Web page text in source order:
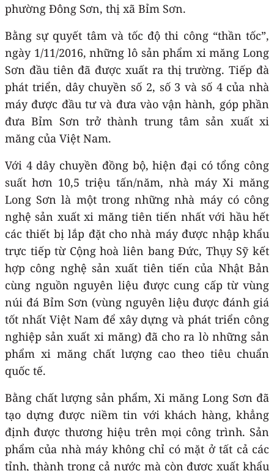
phường Đông Sơn, thị xã Bỉm Sơn.
Bằng sự quyết tâm và tốc độ thi công “thần tốc”,
ngày 1/11/2016, những lô sản phẩm xi măng Long
Sơn đầu tiên đã được xuất ra thị trường. Tiếp đà
phát triển, dây chuyền số 2, số 3 và số 4 của nhà
máy được đầu tư và đưa vào vận hành, góp phần
đưa Bỉm Sơn trở thành trung tâm sản xuất xi
măng của Việt Nam.
Với 4 dây chuyền đồng bộ, hiện đại có tổng công
suất hơn 10,5 triệu tấn/năm, nhà máy Xi măng
Long Sơn là một trong những nhà máy có công
nghệ sản xuất xi măng tiên tiến nhất với hầu hết
các thiết bị lắp đặt cho nhà máy được nhập khẩu
trực tiếp từ Cộng hoà liên bang Đức, Thụy Sỹ kết
hợp công nghệ sản xuất tiên tiến của Nhật Bản
cùng nguồn nguyên liệu được cung cấp từ vùng
núi đá Bỉm Sơn (vùng nguyên liệu được đánh giá
tốt nhất Việt Nam để xây dựng và phát triển công
nghiệp sản xuất xi măng) đã cho ra lò những sản
phẩm xi măng chất lượng cao theo tiêu chuẩn
quốc tế.
Bằng chất lượng sản phẩm, Xi măng Long Sơn đã
tạo dựng được niềm tin với khách hàng, khẳng
định được thương hiệu trên mọi công trình. Sản
phẩm của nhà máy không chỉ có mặt ở tất cả các
tỉnh, thành trong cả nước mà còn được xuất khẩu